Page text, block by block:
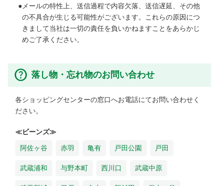
メールの特性上、送信過程で内容欠落、送信遅延、その他
の不具合が生じる可能性がございます。これらの原因につ
きまして当社は一切の責任を負いかねますことをあらかじ
めご了承ください。
落し物・忘れ物のお問い合わせ
各ショッピングセンターの窓口へお電話にてお問い合わせく
ださい。
≪ビーンズ≫
阿佐ヶ谷 赤羽 亀有 戸田公園 戸田
武蔵浦和 与野本町 西川口 武蔵中原